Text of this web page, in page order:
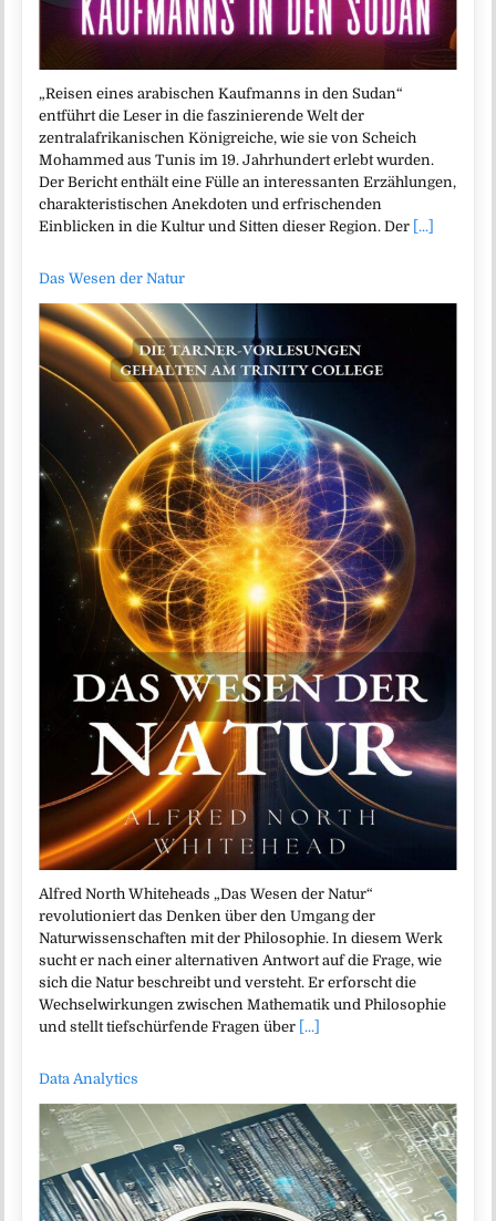
„Reisen eines arabischen Kaufmanns in den Sudan“
entführt die Leser in die faszinierende Welt der
zentralafrikanischen Königreiche, wie sie von Scheich
Mohammed aus Tunis im 19. Jahrhundert erlebt wurden.
Der Bericht enthält eine Fülle an interessanten Erzählungen,
charakteristischen Anekdoten und erfrischenden
Einblicken in die Kultur und Sitten dieser Region. Der [...]
Das Wesen der Natur
Alfred North Whiteheads „Das Wesen der Natur“
revolutioniert das Denken über den Umgang der
Naturwissenschaften mit der Philosophie. In diesem Werk
sucht er nach einer alternativen Antwort auf die Frage, wie
sich die Natur beschreibt und versteht. Er erforscht die
Wechselwirkungen zwischen Mathematik und Philosophie
und stellt tiefschürfende Fragen über [...]
Data Analytics